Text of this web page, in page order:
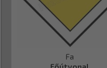
Fa
Főútvonal